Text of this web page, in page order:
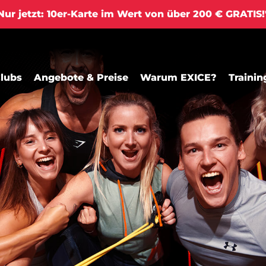
jetzt: 10er-Karte im Wert von über 200 €
Angebote & Preise Warum EXICE?